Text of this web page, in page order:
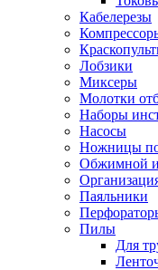
Кабелерезы
Лобзики
Миксеры
Молотки
Наборы
Насосы
Ножницы
Обжимной
Паяльники
Пилы
Для